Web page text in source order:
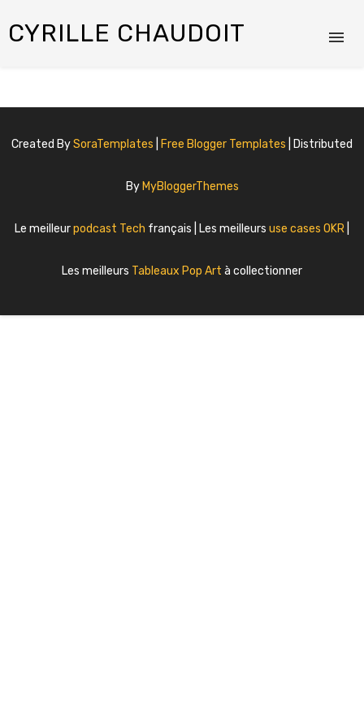
CYRILLE CHAUDOIT
Created BySoraTemplates Free Blogger Templates | Distributed
By MyBloggerThemes
Le meilleurpodcast Tech français | Les meilleurs use cases OKR
Les meilleurs Tableaux Pop Art à collectionner